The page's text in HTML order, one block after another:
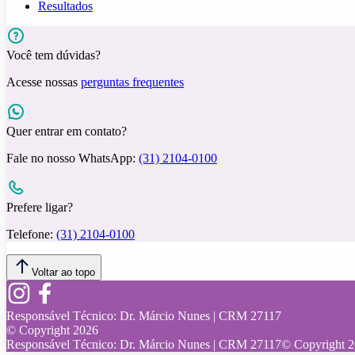
Resultados
Você tem dúvidas?
Acesse nossas perguntas frequentes
Quer entrar em contato?
Fale no nosso WhatsApp: (31) 2104-0100
Prefere ligar?
Telefone: (31) 2104-0100
Voltar ao topo
Responsável Técnico: Dr. Márcio Nunes | CRM 27117
© Copyright 2026
Responsável Técnico: Dr. Márcio Nunes | CRM 27117© Copyright